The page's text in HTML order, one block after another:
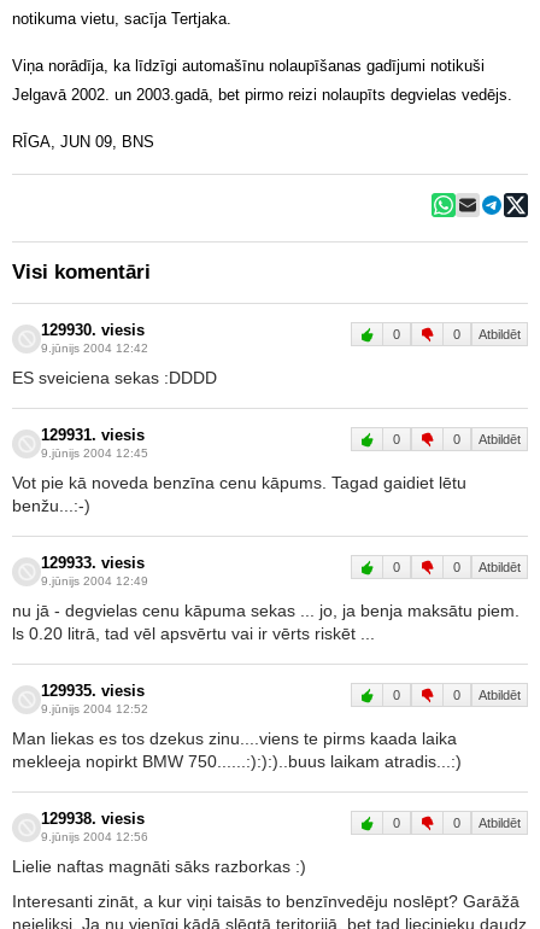
notikuma vietu, sacīja Tertjaka.
Viņa norādīja, ka līdzīgi automašīnu nolaupīšanas gadījumi notikuši
Jelgavā 2002. un 2003.gadā, bet pirmo reizi nolaupīts degvielas vedējs.
RĪGA, JUN 09, BNS
Visi komentāri
129930. viesis
9.jūnijs 2004 12:42
0 0 Atbildēt
ES sveiciena sekas :DDDD
129931. viesis
9.jūnijs 2004 12:45
0 0 Atbildēt
Vot pie kā noveda benzīna cenu kāpums. Tagad gaidiet lētu
benžu...:-)
129933. viesis
9.jūnijs 2004 12:49
0 0 Atbildēt
nu jā - degvielas cenu kāpuma sekas ... jo, ja benja maksātu piem.
ls 0.20 litrā, tad vēl apsvērtu vai ir vērts riskēt ...
129935. viesis
9.jūnijs 2004 12:52
0 0 Atbildēt
Man liekas es tos dzekus zinu....viens te pirms kaada laika
mekleeja nopirkt BMW 750......:):):)..buus laikam atradis...:)
129938. viesis
9.jūnijs 2004 12:56
0 0 Atbildēt
Lielie naftas magnāti sāks razborkas :)
Interesanti zināt, a kur viņi taisās to benzīnvedēju noslēpt? Garāžā
neieliksi. Ja nu vienīgi kādā slēgtā teritorijā, bet tad liecinieku daudz